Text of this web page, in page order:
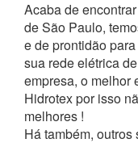
Acaba de
de São Paulo,
e de prontidão
sua rede elétrica
empresa, o melhor
Hidrotex por isso
melhores !
Há também,